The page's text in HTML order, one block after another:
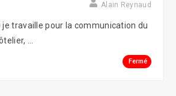
Alain Reynaud
je travaille pour la communication du
...
Fermé